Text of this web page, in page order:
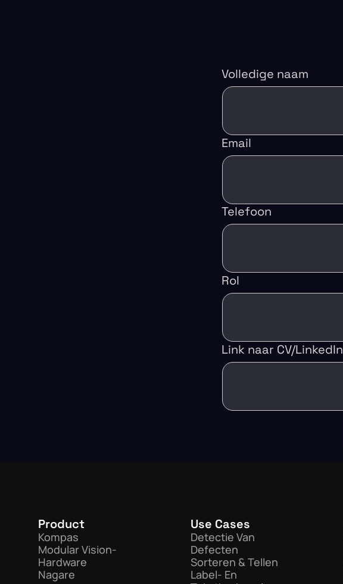
Volledige naam
Email
Telefoon
Rol
Link naar CV/LinkedIn
Product
Kompas
Modular Vision-
Hardware
Nagare
Use Cases
Detectie Van
Defecten
Sorteren & Tellen
Label- En